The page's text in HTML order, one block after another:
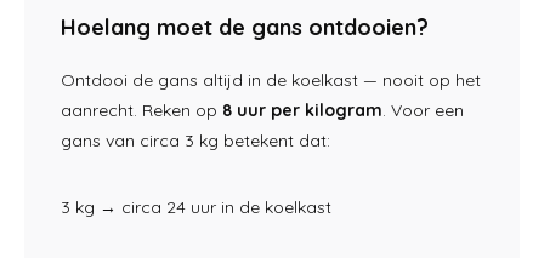
Hoelang moet de gans ontdooien?
Ontdooi de gans altijd in de koelkast — nooit op het
aanrecht. Reken op 8 uur per kilogram. Voor een
gans van circa 3 kg betekent dat:
3 kg → circa 24 uur in de koelkast